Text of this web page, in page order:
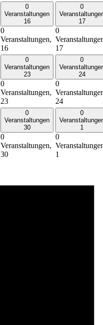
0
Veranstaltungen
16
0
Veranstaltungen,
16
0
17
0
17
0
Veranstaltungen
23
0
Veranstaltungen,
23
0
24
0
24
0
Veranstaltungen
30
0
Veranstaltungen,
30
0
1
0
1